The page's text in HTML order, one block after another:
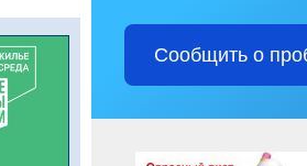
Сообщить о